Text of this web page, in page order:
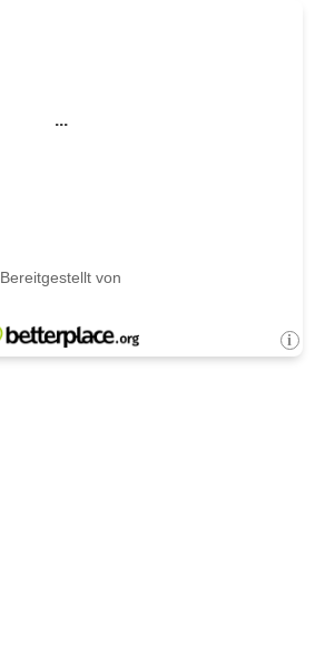
...
Bereitgestellt von
i